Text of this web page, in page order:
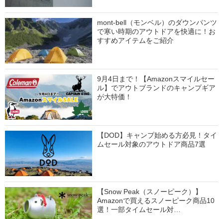
mont-bell（モンベル）のダウンパンツ
で寒い時期のアウトドアを快適に！お
すすめアイテムをご紹介
9月4日まで！【Amazonスマイルセー
ル】でアウトブランドのキャンプギア
が大特価！
【DOD】キャンプ始める方必見！タイ
ムセール対象のアウトドア商品7選
【Snow Peak（スノーピーク）】
Amazonで買えるスノーピーク商品10
選！一部タイムセール対…